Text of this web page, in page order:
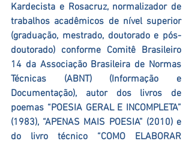
Kardecista e Rosacruz, normalizador de
trabalhos acadêmicos de nível superior
(graduação, mestrado, doutorado e pós-
doutorado) conforme Comitê Brasileiro
14 da Associação Brasileira de Normas
Técnicas (ABNT) (Informação e
Documentação), autor dos livros de
poemas “POESIA GERAL E INCOMPLETA”
(1983), “APENAS MAIS POESIA” (2010) e
do livro técnico “COMO ELABORAR